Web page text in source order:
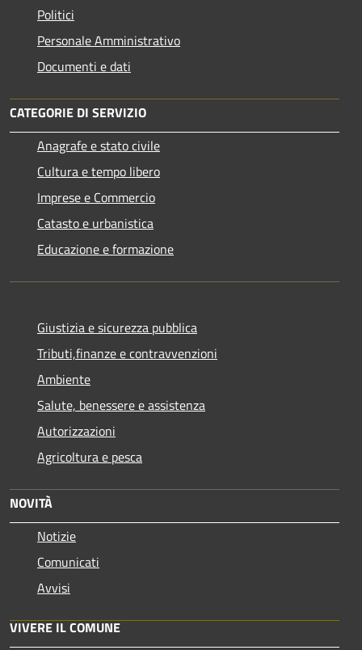
Politici
Personale Amministrativo
Documenti e dati
CATEGORIE DI SERVIZIO
Anagrafe e stato civile
Cultura e tempo libero
Imprese e Commercio
Catasto e urbanistica
Educazione e formazione
Giustizia e sicurezza pubblica
Tributi,finanze e contravvenzioni
Ambiente
Salute, benessere e assistenza
Autorizzazioni
Agricoltura e pesca
NOVITÀ
Notizie
Comunicati
Avvisi
VIVERE IL COMUNE